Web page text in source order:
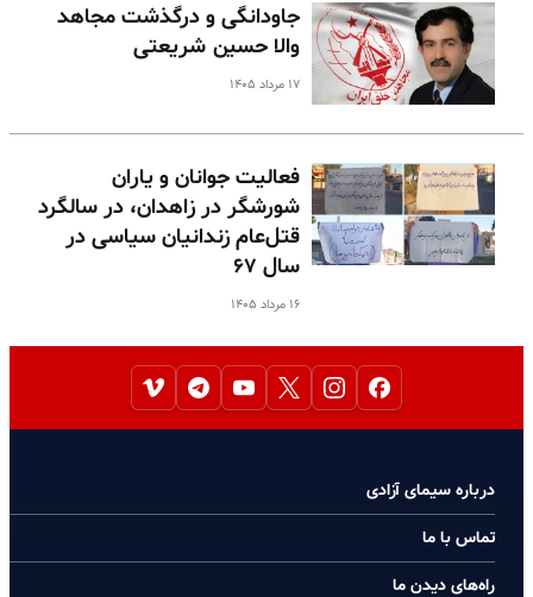
جاودانگی و درگذشت مجاهد
والا حسین شریعتی
۱۷ مرداد ۱۴۰۵
فعالیت جوانان و یاران
شورشگر در زاهدان، در سالگرد
قتل‌عام زندانیان سیاسی در
سال ۶۷
۱۶ مرداد ۱۴۰۵
درباره سیمای آزادی
تماس با ما
راه‌های دیدن ما